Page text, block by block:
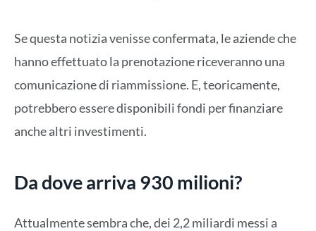
Se questa notizia venisse confermata, le aziende che
hanno effettuato la prenotazione riceveranno una
comunicazione di riammissione. E, teoricamente,
potrebbero essere disponibili fondi per finanziare
anche altri investimenti.
Da dove arriva 930 milioni?
Attualmente sembra che, dei 2,2 miliardi messi a